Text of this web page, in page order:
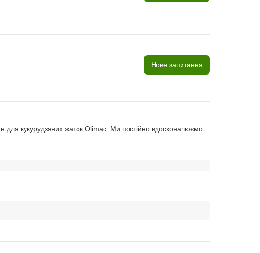
Нове запитання
кукурудзяних жаток Olimac. Ми постійно вдосконалюємо